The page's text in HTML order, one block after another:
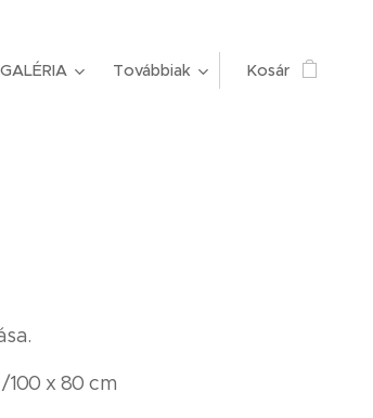
GALÉRIA Továbbiak Kosár
100 x 80 cm